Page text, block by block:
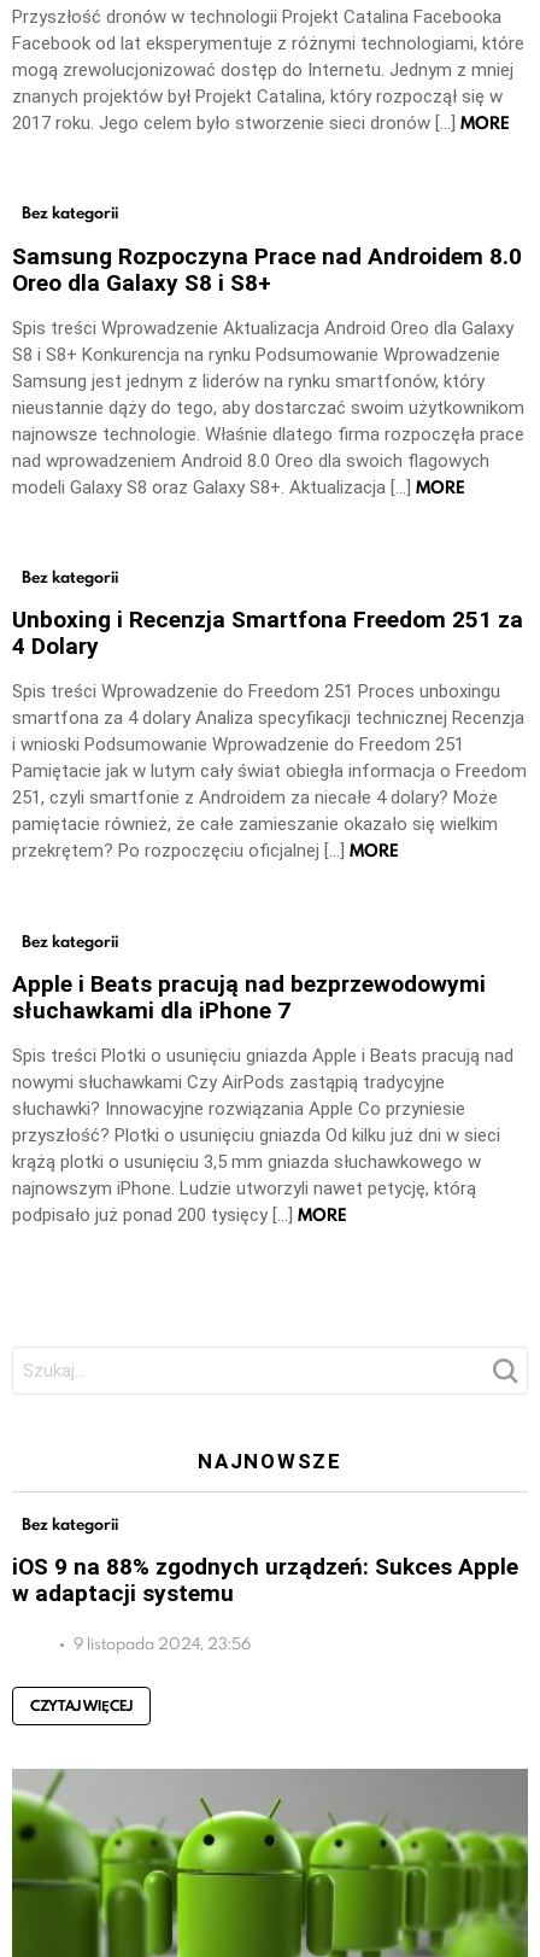
Przyszłość dronów w technologii Projekt Catalina Facebooka
Facebook od lat eksperymentuje z różnymi technologiami, które
mogą zrewolucjonizować dostęp do Internetu. Jednym z mniej
znanych projektów był Projekt Catalina, który rozpoczął się w
2017 roku. Jego celem było stworzenie sieci dronów […] MORE
Bez kategorii
Samsung Rozpoczyna Prace nad Androidem 8.0
Oreo dla Galaxy S8 i S8+
Spis treści Wprowadzenie Aktualizacja Android Oreo dla Galaxy
S8 i S8+ Konkurencja na rynku Podsumowanie Wprowadzenie
Samsung jest jednym z liderów na rynku smartfonów, który
nieustannie dąży do tego, aby dostarczać swoim użytkownikom
najnowsze technologie. Właśnie dlatego firma rozpoczęła prace
nad wprowadzeniem Android 8.0 Oreo dla swoich flagowych
modeli Galaxy S8 oraz Galaxy S8+. Aktualizacja […] MORE
Bez kategorii
Unboxing i Recenzja Smartfona Freedom 251 za
4 Dolary
Spis treści Wprowadzenie do Freedom 251 Proces unboxingu
smartfona za 4 dolary Analiza specyfikacji technicznej Recenzja
i wnioski Podsumowanie Wprowadzenie do Freedom 251
Pamiętacie jak w lutym cały świat obiegła informacja o Freedom
251, czyli smartfonie z Androidem za niecałe 4 dolary? Może
pamiętacie również, że całe zamieszanie okazało się wielkim
przekrętem? Po rozpoczęciu oficjalnej […] MORE
Bez kategorii
Apple i Beats pracują nad bezprzewodowymi
słuchawkami dla iPhone 7
Spis treści Plotki o usunięciu gniazda Apple i Beats pracują nad
nowymi słuchawkami Czy AirPods zastąpią tradycyjne
słuchawki? Innowacyjne rozwiązania Apple Co przyniesie
przyszłość? Plotki o usunięciu gniazda Od kilku już dni w sieci
krążą plotki o usunięciu 3,5 mm gniazda słuchawkowego w
najnowszym iPhone. Ludzie utworzyli nawet petycję, którą
podpisało już ponad 200 tysięcy […] MORE
Szukaj:
NAJNOWSZE
Bez kategorii
iOS 9 na 88% zgodnych urządzeń: Sukces Apple
w adaptacji systemu
9 listopada 2024, 23:56
CZYTAJ WIĘCEJ